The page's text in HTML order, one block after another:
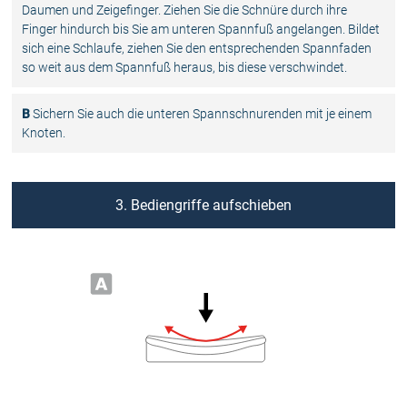
Daumen und Zeigefinger. Ziehen Sie die Schnüre durch ihre
Finger hindurch bis Sie am unteren Spannfuß angelangen. Bildet
sich eine Schlaufe, ziehen Sie den entsprechenden Spannfaden
so weit aus dem Spannfuß heraus, bis diese verschwindet.
BSichern Sie auch die unteren Spannschnurenden mit je einem
Knoten.
3. Bediengriffe aufschieben